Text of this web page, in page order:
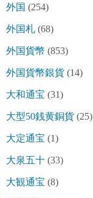
外国 (254)
外国札 (68)
外国貨幣 (853)
外国貨幣銀貨 (14)
大和通宝 (31)
大型50銭黄銅貨 (25)
大定通宝 (1)
大泉五十 (33)
大観通宝 (8)